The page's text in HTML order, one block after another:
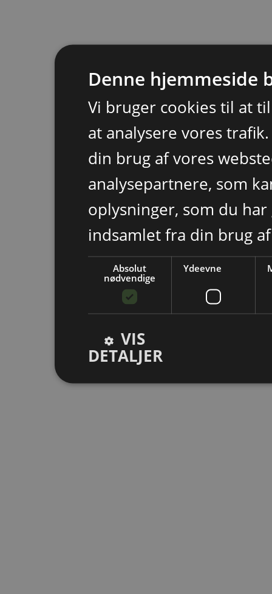
Denne hjemmeside
Vi bruger cookies til at
at analysere vores
din brug af vores
analysepartnere, som
oplysninger, som du
indsamlet fra din brug
Absolut
nødvendige
Ydeevne
VIS
DETALJER